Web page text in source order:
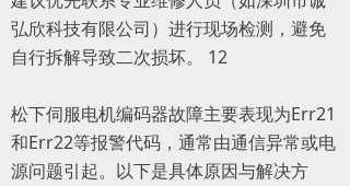
弘欣科技有限公司）进行现场检测，避免
自行拆解导致二次损坏。 ‌12
松下伺服电机编码器故障主要表现为Err21
和Err22等报警代码，通常由通信异常或电
源问题引起。以下是具体原因与解决方